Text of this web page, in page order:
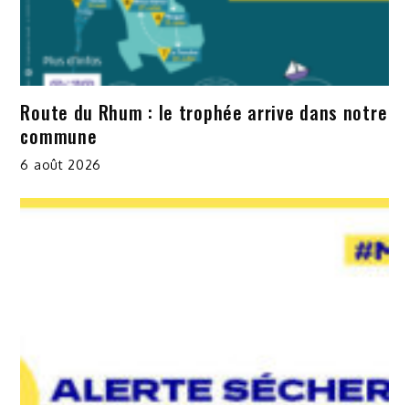
Route du Rhum : le trophée arrive dans notre
commune
6 août 2026